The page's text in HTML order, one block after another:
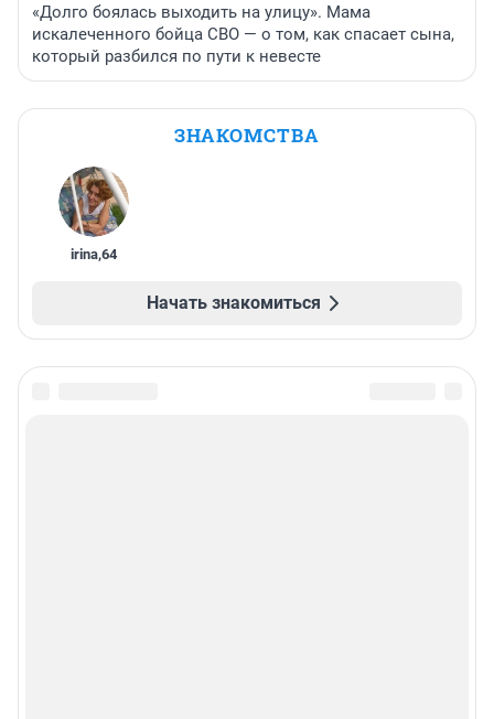
«Долго боялась выходить на улицу». Мама
искалеченного бойца СВО — о том, как спасает сына,
который разбился по пути к невесте
ЗНАКОМСТВА
irina,64
Начать знакомиться